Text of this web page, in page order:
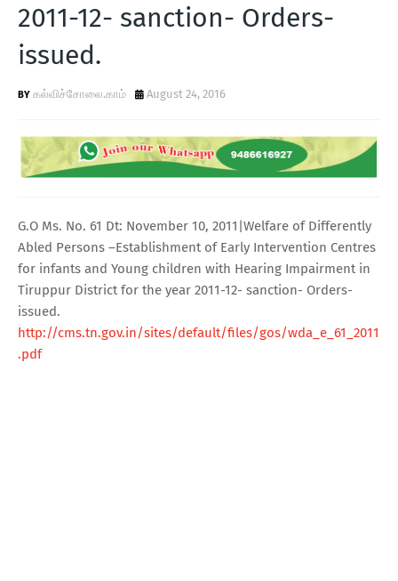
2011-12- sanction- Orders-
issued.
கல்விச்சோலை.காம் August 24, 2016
G.O Ms. No. 61 Dt: November 10, 2011|Welfare of Differently
Abled Persons –Establishment of Early Intervention Centres
for infants and Young children with Hearing Impairment in
Tiruppur District for the year 2011-12- sanction- Orders-
issued.
http://cms.tn.gov.in/sites/default/files/gos/wda_e_61_2011
.pdf